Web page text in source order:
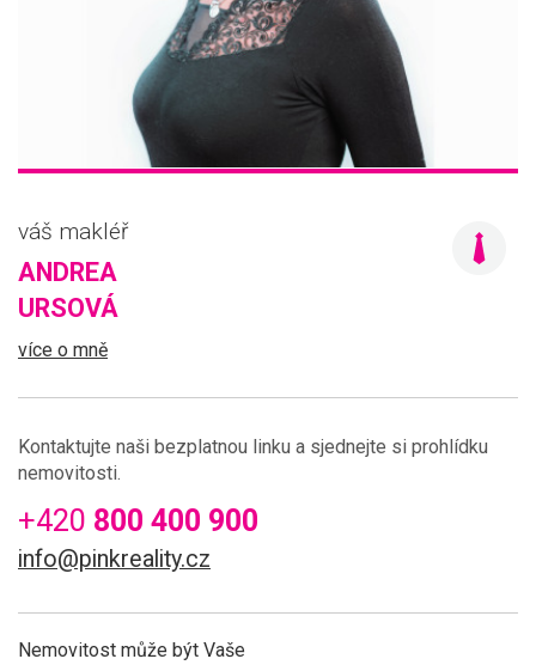
váš makléř
ANDREA
URSOVÁ
více o mně
Kontaktujte naši bezplatnou linku a sjednejte si prohlídku
nemovitosti.
+420 800 400 900
info@pinkreality.cz
Nemovitost může být Vaše